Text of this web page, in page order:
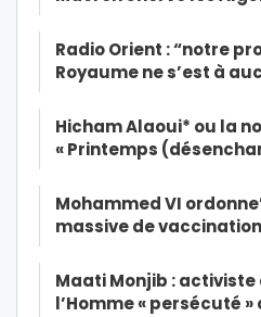
Radio Orient : “notre
Royaume ne s’est à
Hicham Alaoui* ou la
« Printemps
Mohammed VI
massive de
Maati Monjib :
l’Homme « persécuté »